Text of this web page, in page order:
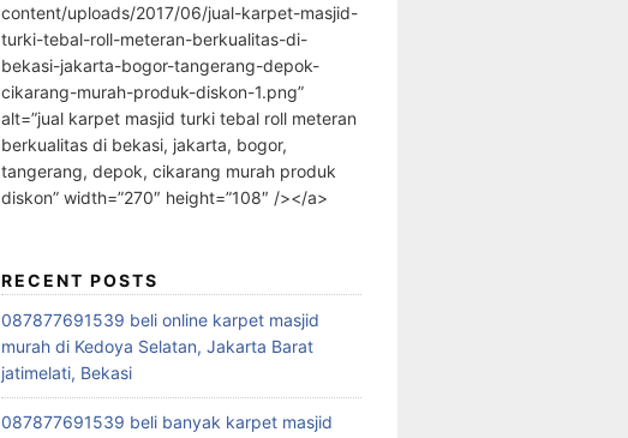
content/uploads/2017/06/jual-karpet-masjid-
turki-tebal-roll-meteran-berkualitas-di-
bekasi-jakarta-bogor-tangerang-depok-
cikarang-murah-produk-diskon-1.png”
alt=”jual karpet masjid turki tebal roll meteran
berkualitas di bekasi, jakarta, bogor,
tangerang, depok, cikarang murah produk
diskon” width=”270″ height=”108″ /></a>
RECENT POSTS
087877691539 beli online karpet masjid
murah di Kedoya Selatan, Jakarta Barat
jatimelati, Bekasi
087877691539 beli banyak karpet masjid